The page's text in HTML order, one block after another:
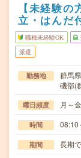
【未経験
立・はんだ
職種未経験OK
派遣
勤務地
群馬
磯部(
曜日頻度 月～金
時間 08:10
期間 長期